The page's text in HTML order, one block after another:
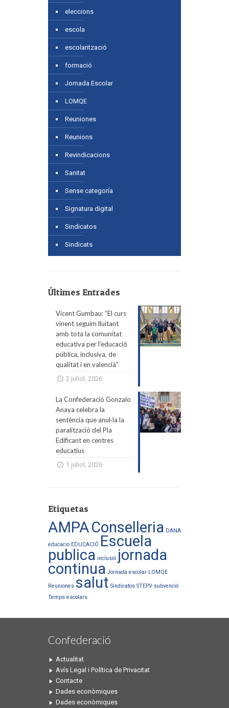
eleccions
escola
escolarització
formació
Jornada Escolar
LOMQE
Reuniones
Reunions
Revindicacions
Sanitat
Sense categoría
Signatura digital
Sindicatos
Sindicats
Últimes Entrades
Vicent Gumbau: “El curs
vinent seguim lluitant
amb tota la comunitat
educativa per l’educació
pública, inclusiva, de
qualitat i en valencià”
2 juliol, 2026
La Confederació Gonzalo
Anaya celebra la
sentència que anul·la la
paralització del Pla
Edificant en centres
educatius
1 juliol, 2026
Etiquetas
AMPAConselleria DANA
educacio EDUCACIÓ Escuela
publica inclusió jornada
continua Jornada escolar LOMQE
Reuniones salut Sindicatos STEPV subvenció
Temps escolars
Confederació
Actualitat
Avís Legal i Política de Privacitat
Contacte
Dades econòmiques
Dades econòmiques